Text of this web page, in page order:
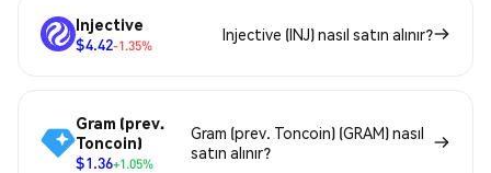
Injective
$4.42-1.35%
Injective (INJ) nasıl satın alınır?
Gram (prev.
Toncoin)
$1.36+1.05%
Gram (prev. Toncoin) (GRAM) nasıl
satın alınır?